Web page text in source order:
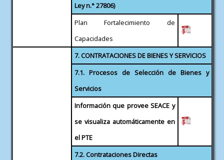
Ley n.° 27806)
Plan Fortalecimiento de
Capacidades
7. CONTRATACIONES DE BIENES Y SERVICIOS
7.1. Procesos de Selección de Bienes y
Servicios
Información que provee SEACE y
se visualiza automáticamente en
el PTE
7.2. Contrataciones Directas